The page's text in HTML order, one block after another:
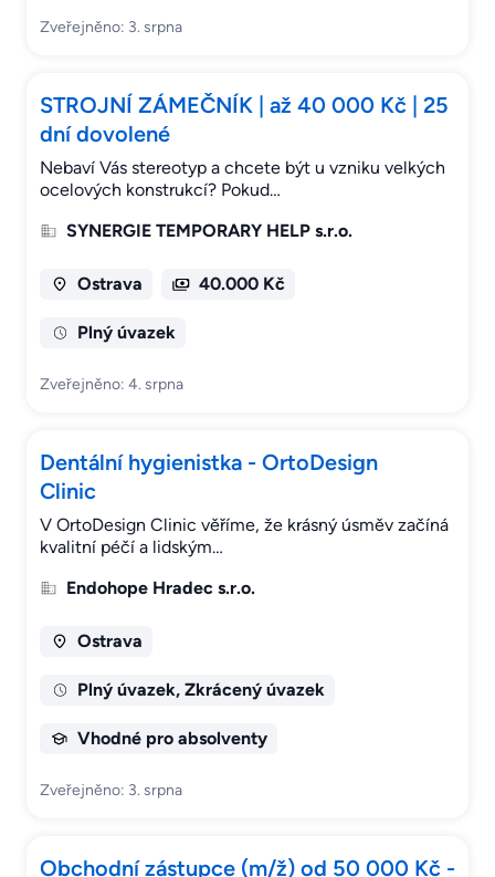
Zveřejněno: 3. srpna
STROJNÍ ZÁMEČNÍK | až 40 000 Kč | 25
dní dovolené
Nebaví Vás stereotyp a chcete být u vzniku velkých
ocelových konstrukcí? Pokud…
SYNERGIE TEMPORARY HELP s.r.o.
Ostrava 40.000 Kč
Plný úvazek
Zveřejněno: 4. srpna
Dentální hygienistka - OrtoDesign
Clinic
V OrtoDesign Clinic věříme, že krásný úsměv začíná
kvalitní péčí a lidským…
Endohope Hradec s.r.o.
Ostrava
Plný úvazek, Zkrácený úvazek
Vhodné pro absolventy
Zveřejněno: 3. srpna
Obchodní zástupce (m/ž) od 50 000 Kč -